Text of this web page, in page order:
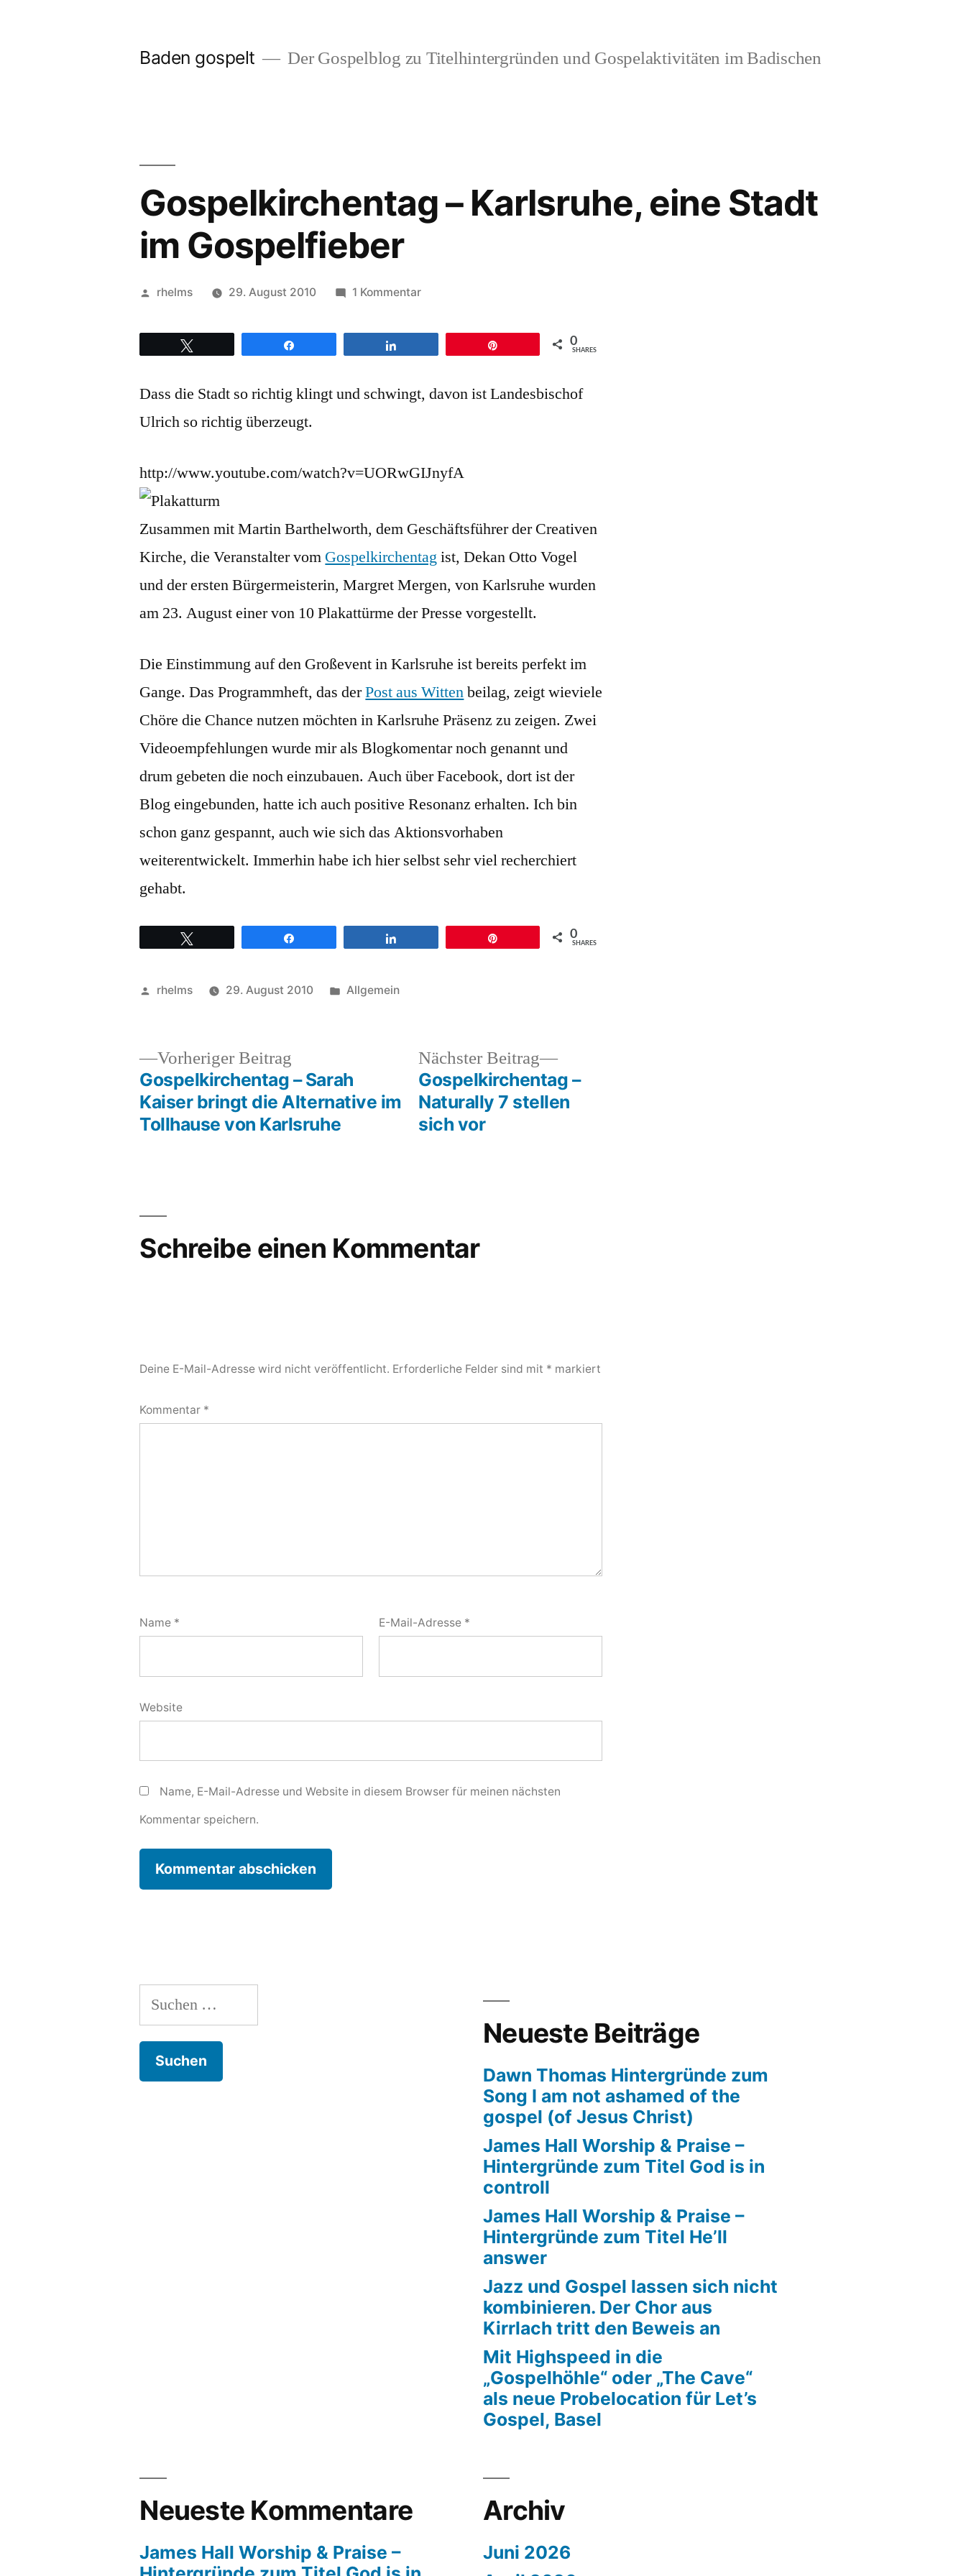
Baden gospelt Der Gospelblog zu Titelhintergründen und Gospelaktivitäten im Badischen
Gospelkirchentag – Karlsruhe, eine Stadt
im Gospelfieber
Veröffentlicht
rhelms 29. August 2010 1 Kommentarzu
–
Karlsruhe,
Stadt
0
SHARES
Dass die Stadt so richtig klingt und schwingt, davon ist Landesbischof
Ulrich so richtig überzeugt.
http://www.youtube.com/watch?v=UORwGIJnyfA
Zusammen mit Martin Barthelworth, dem Geschäftsführer der Creativen
Kirche, die Veranstalter vom Gospelkirchentagist, Dekan Otto Vogel
und der ersten Bürgermeisterin, Margret Mergen, von Karlsruhe wurden
am 23. August einer von 10 Plakattürme der Presse vorgestellt.
Die Einstimmung auf den Großevent in Karlsruhe ist bereits perfekt im
Gange. Das Programmheft, das derPost aus Wittenbeilag, zeigt wieviele
Chöre die Chance nutzen möchten in Karlsruhe Präsenz zu zeigen. Zwei
Videoempfehlungen wurde mir als Blogkomentar noch genannt und
drum gebeten die noch einzubauen. Auch über Facebook, dort ist der
Blog eingebunden, hatte ich auch positive Resonanz erhalten. Ich bin
schon ganz gespannt, auch wie sich das Aktionsvorhaben
weiterentwickelt. Immerhin habe ich hier selbst sehr viel recherchiert
gehabt.
0
SHARES
Veröffentlicht
rhelms 29. August 2010
Veröffentlicht
Allgemein
Beitragsnavigation
Vorheriger Beitrag
Beitrag:
Gospelkirchentag – Sarah
Kaiser bringt die Alternative im
Tollhause von Karlsruhe
Nächster Beitrag
Nächster
Beitrag:
Gospelkirchentag –
Naturally 7 stellen
sich vor
Schreibe einen Kommentar
Deine E-Mail-Adresse wird nicht veröffentlicht. Erforderliche Felder sind mit * markiert
Kommentar *
Name * E-Mail-Adresse *
Website
Name, E-Mail-Adresse und Website in diesem Browser für meinen nächsten
Kommentar speichern.
Suchen
nach:
Neueste Beiträge
Dawn Thomas Hintergründe zum
Song I am not ashamed of the
gospel (of Jesus Christ)
James Hall Worship & Praise –
Hintergründe zum Titel God is in
controll
James Hall Worship & Praise –
Hintergründe zum Titel He’ll
answer
Jazz und Gospel lassen sich nicht
kombinieren. Der Chor aus
Kirrlach tritt den Beweis an
Mit Highspeed in die
„Gospelhöhle“ oder „The Cave“
als neue Probelocation für Let’s
Gospel, Basel
Neueste Kommentare
James Hall Worship & Praise –
Archiv
Juni 2026